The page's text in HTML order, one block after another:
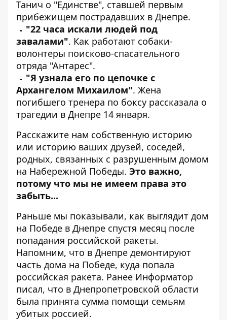
Танич о "Единстве", ставшей первым
прибежищем пострадавших в Днепре.
"22 часа искали людей под
завалами". Как работают собаки-
волонтеры поисково-спасательного
отряда "Антарес".
"Я узнала его по цепочке с
Архангелом Михаилом". Жена
погибшего тренера по боксу рассказала о
трагедии в Днепре 14 января.
Расскажите нам собственную историю
или историю ваших друзей, соседей,
родных, связанных с разрушенным домом
на Набережной Победы. Это важно,
потому что мы не имеем права это
забыть...
Раньше мы показывали, как выглядит дом
на Победе в Днепре спустя месяц после
попадания российской ракеты.
Напомним, что в Днепре демонтируют
часть дома на Победе, куда попала
российская ракета. Ранее Информатор
писал, что в Днепропетровской области
была принята сумма помощи семьям
убитых россией.